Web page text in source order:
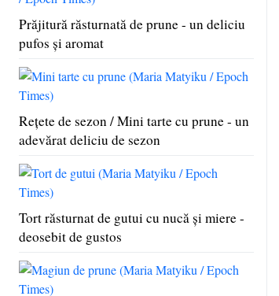
Prăjitură răsturnată de prune - un deliciu
pufos şi aromat
Reţete de sezon / Mini tarte cu prune - un
adevărat deliciu de sezon
Tort răsturnat de gutui cu nucă şi miere -
deosebit de gustos